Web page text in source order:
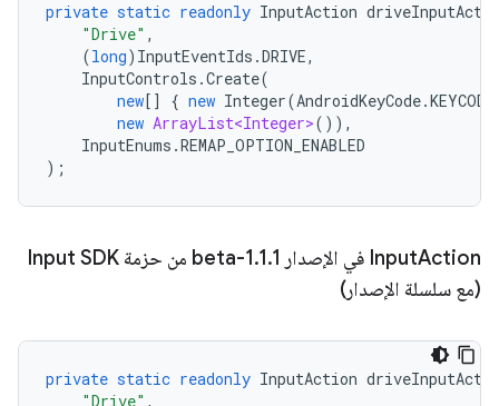
private static readonly InputAction
"Drive" ,
(long) InputEventIds .DRIVE,
InputControls .Create(
new [] { new Integer(AndroidKeyCode.
new ArrayList<Integer>()),
InputEnums .REMAP_OPTION_ENABLED
);
InputAction في الإصدار 1 .1.
1-beta من حزمة Input SDK
(مع سلسلة الإصدار)
private static readonly InputAction
"Drive" ,